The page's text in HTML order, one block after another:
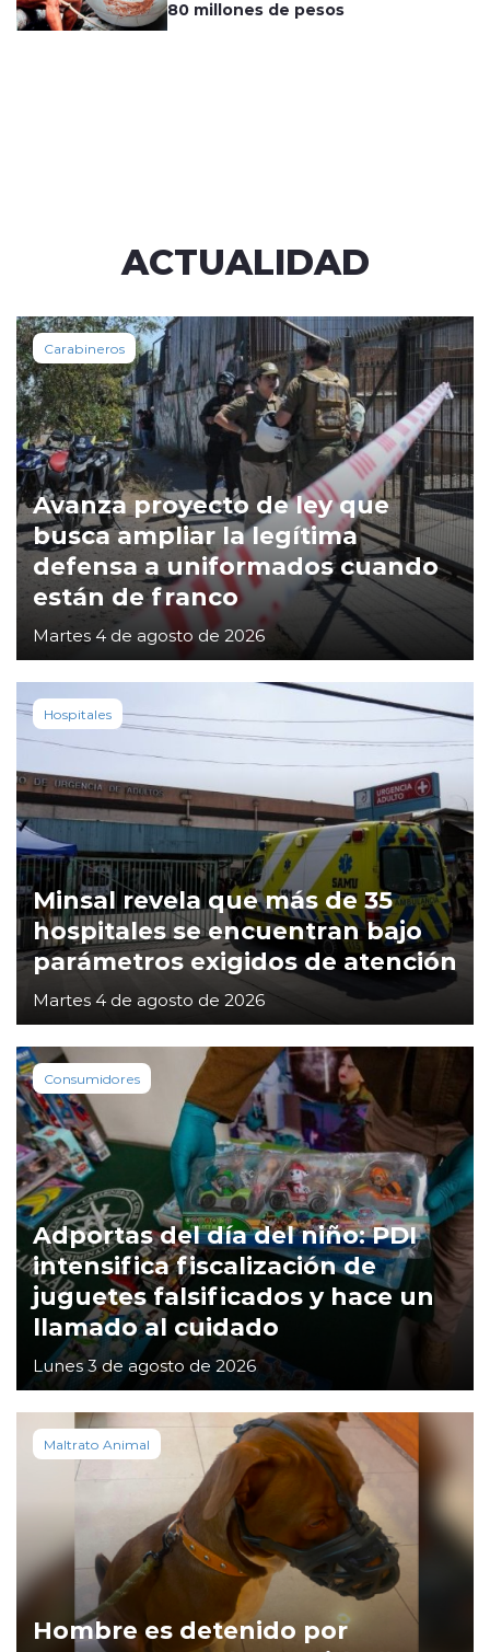
80 millones de pesos
ACTUALIDAD
Carabineros
Avanza proyecto de ley que
busca ampliar la legítima
defensa a uniformados cuando
están de franco
Martes 4 de agosto de 2026
Hospitales
Minsal revela que más de 35
hospitales se encuentran bajo
parámetros exigidos de atención
Martes 4 de agosto de 2026
Consumidores
Adportas del día del niño: PDI
intensifica fiscalización de
juguetes falsificados y hace un
llamado al cuidado
Lunes 3 de agosto de 2026
Maltrato Animal
Hombre es detenido por